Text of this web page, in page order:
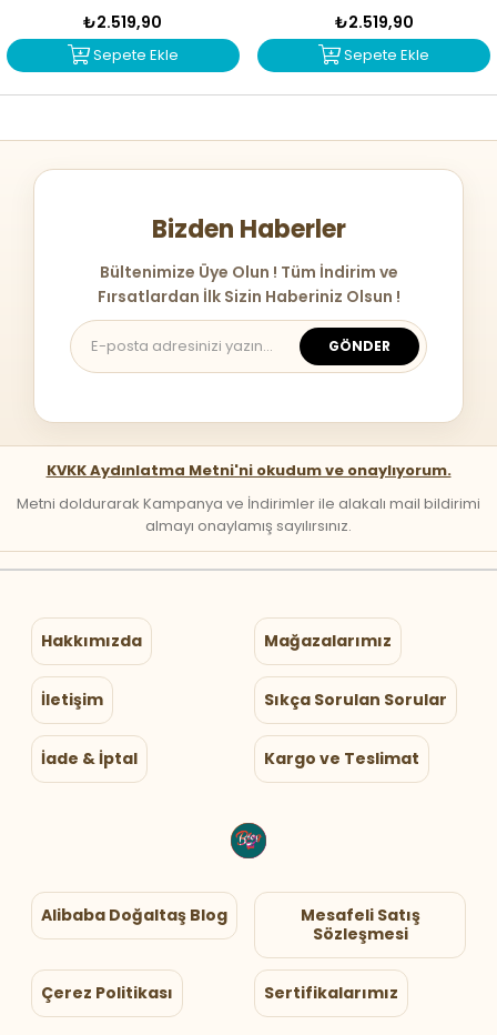
₺2.519,90
Sepete Ekle
₺2.519,90
Sepete Ekle
Bizden Haberler
Bültenimize Üye Olun ! Tüm İndirim ve
Fırsatlardan İlk Sizin Haberiniz Olsun !
GÖNDER
KVKK Aydınlatma Metni'ni okudum ve onaylıyorum.
Metni doldurarak Kampanya ve İndirimler ile alakalı mail bildirimi
almayı onaylamış sayılırsınız.
Hakkımızda Mağazalarımız
İletişim Sıkça Sorulan Sorular
İade & İptal Kargo ve Teslimat
Alibaba Doğaltaş Blog
Mesafeli Satış
Sözleşmesi
Çerez Politikası Sertifikalarımız